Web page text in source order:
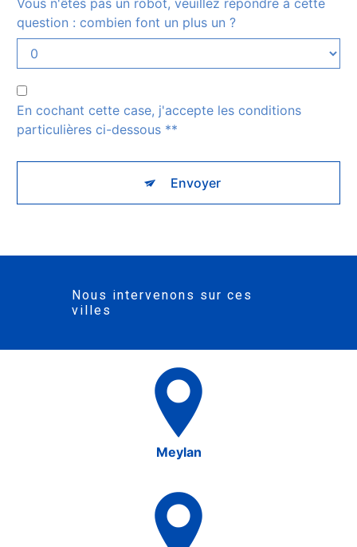
question : combien font un plus un ?
En cochant cette case, j'accepte les conditions
particulières ci-dessous **
Envoyer
Nous intervenons sur ces
villes
Meylan